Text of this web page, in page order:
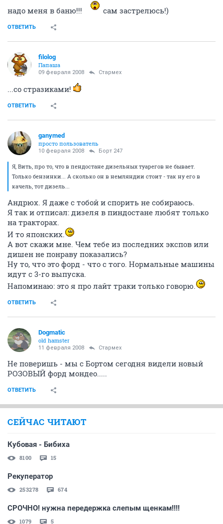
надо меня в баню!!!
сам застрелюсь!)
ОТВЕТИТЬ
filolog
Папаша
09 февраля 2008 Стармех
...со стразиками!
ОТВЕТИТЬ
ganymed
просто пользователь
10 февраля 2008 Борт 247
Я, Вить, про то, что в пендостане дизельных туарегов не бывает.
Только бензинки... А сколько он в немляндии стоит - так ну его в
качель, тот дизель...
Андрюх. Я даже с тобой и спорить не собираюсь.
Я так и отписал: дизеля в пиндостане любят только
на тракторах.
И то японских.
А вот скажи мне. Чем тебе из последних экспов или
дишен не понраву показались?
Ну то, что это форд - что с того. Нормальные машины
идут с 3-го выпуска.
Напоминаю: это я про лайт траки только говорю.
ОТВЕТИТЬ
Dogmatic
old hamster
11 февраля 2008 Стармех
Не поверишь - мы с Бортом сегодня видели новый
РОЗОВЫЙ форд мондео.....
ОТВЕТИТЬ
СЕЙЧАС ЧИТАЮТ
Кубовая - Бибиха
8100 15
Рекуператор
253278 674
СРОЧНО! нужна передержка слепым щенкам!!!!
1079 5